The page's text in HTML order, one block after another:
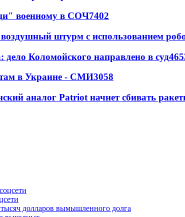
военному в СОЧ7402
штурм с использованием
Коломойского направлено в суд
в Украине - СМИ3058
аналог Patriot начнет сбивать
долларов вымышленного долга